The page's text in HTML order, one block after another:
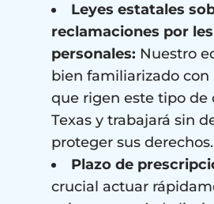
Leyes estatales
reclamaciones por
personales: Nuestro
bien familiarizado con
que rigen este tipo de
Texas y trabajará sin
proteger sus derechos.
Plazo de
crucial actuar